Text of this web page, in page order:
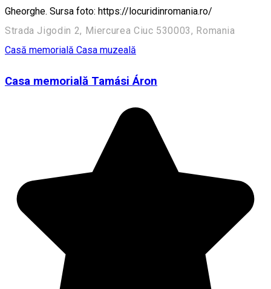
Gheorghe. Sursa foto: https://locuridinromania.ro/
Strada Jigodin 2, Miercurea Ciuc 530003, Romania
Casă memorială Casa muzeală
Casa memorială Tamási Áron